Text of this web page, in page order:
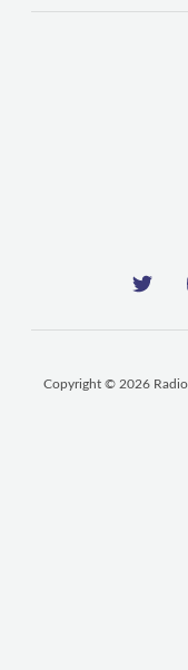
Copyright © 2026